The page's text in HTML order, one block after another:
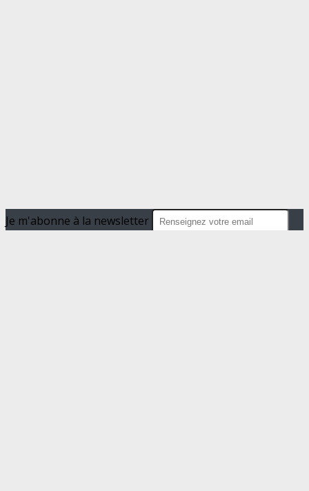
Je m'abonne à la newsletter